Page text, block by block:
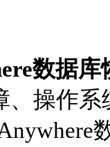
数据
、操作